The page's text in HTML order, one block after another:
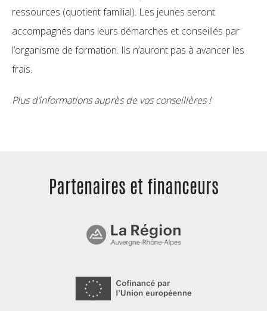
ressources (quotient familial). Les jeunes seront
accompagnés dans leurs démarches et conseillés par
l’organisme de formation. Ils n’auront pas à avancer les
frais.
Plus d’informations auprès de vos conseillères !
Partenaires et financeurs